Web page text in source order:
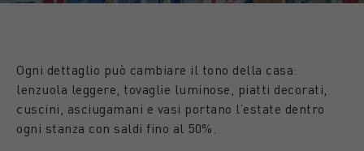
Ogni dettaglio può cambiare il tono della casa:
lenzuola leggere, tovaglie luminose, piatti decorati,
cuscini, asciugamani e vasi portano l’estate dentro
ogni stanza con saldi fino al 50%.